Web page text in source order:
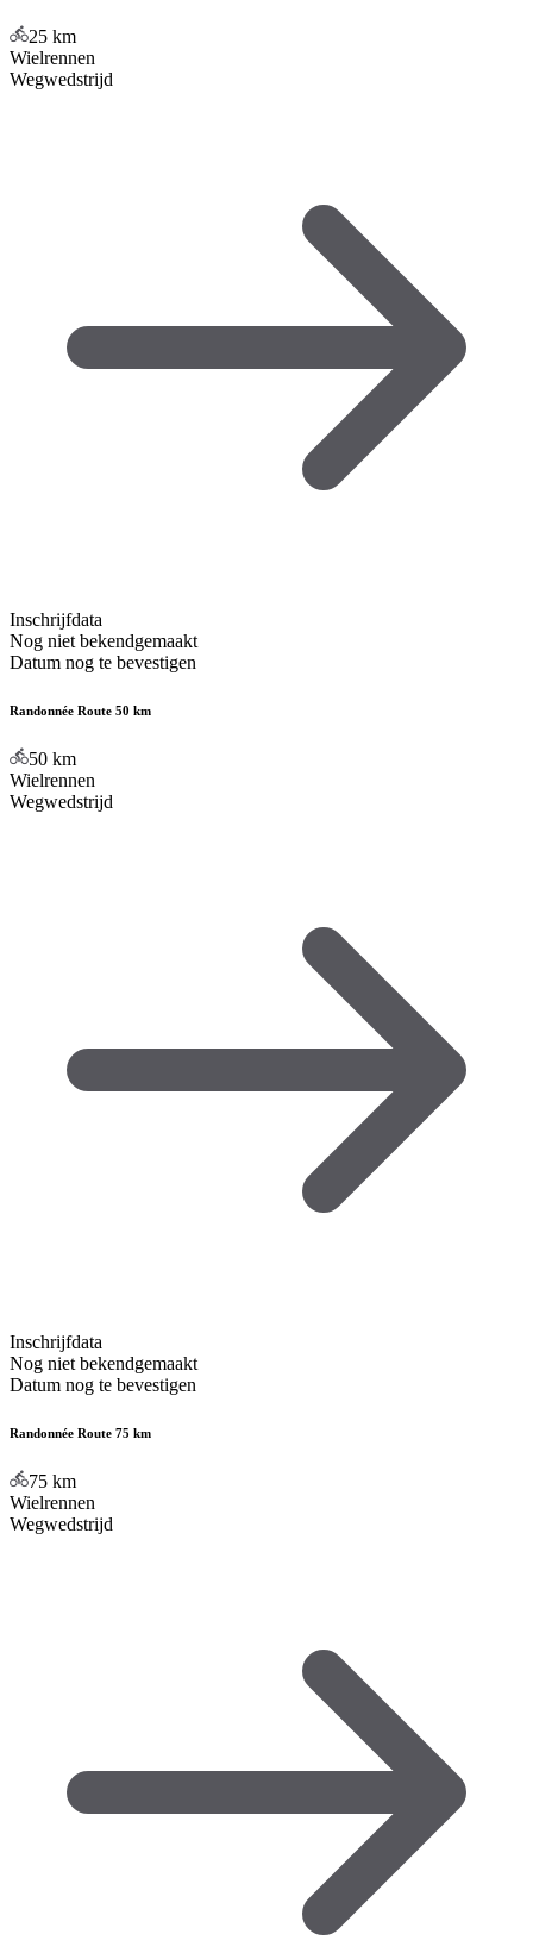
25 km
Wielrennen
Wegwedstrijd
Inschrijfdata
Nog niet bekendgemaakt
Datum nog te bevestigen
Randonnée Route 50 km
50 km
Wielrennen
Wegwedstrijd
Inschrijfdata
Nog niet bekendgemaakt
Datum nog te bevestigen
Randonnée Route 75 km
75 km
Wielrennen
Wegwedstrijd